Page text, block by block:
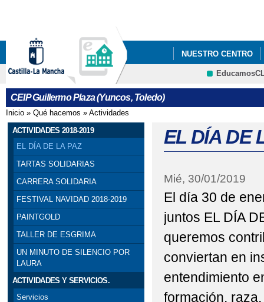
NUESTRO CENTRO
CEIP Guillermo Plaza (Yuncos, Toledo)
Se encuentra usted aquí
Inicio » Qué hacemos » Actividades
ACTIVIDADES 2018-2019
EL DÍA DE LA PAZ
TARTAS SOLIDARIAS
CARRERA SOLIDARIA
FESTIVAL NAVIDAD 2018-2019
PAINTGOLD
TALLER DE ESGRIMA
UN MINUTO DE SILENCIO POR
LAURA
ACTIVIDADES Y SERVICIOS.
Servicios
EL DÍA DE
Mié, 30/01/2019
El día 30 de
juntos EL DÍA
queremos
conviertan en
entendimiento
formación,